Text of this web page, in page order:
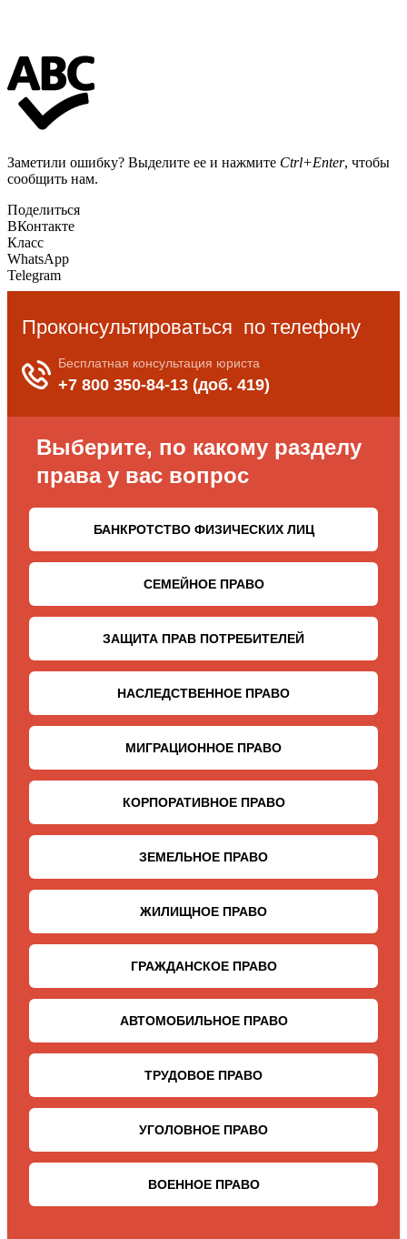
Заметили ошибку? Выделите ее и нажмите Ctrl+Enter, чтобы
сообщить нам.
Поделиться
ВКонтакте
Класс
WhatsApp
Telegram